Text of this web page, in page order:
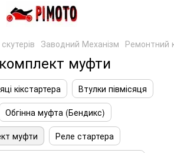
Заводний Механізм Ремонтний
муфти
кікстартера
Втулки півмісяця
Обгінна муфта (Бендикс)
муфти
Реле стартера